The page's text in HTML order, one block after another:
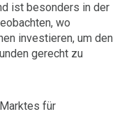
ist besonders in der
wo
investieren, um den
gerecht zu
für